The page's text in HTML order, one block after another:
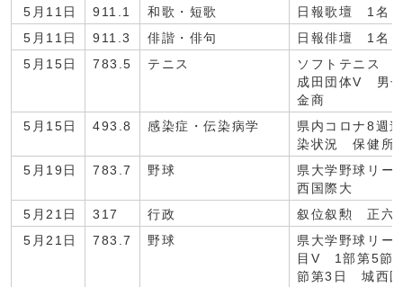
5月11日
911.1 和歌・短歌
日報歌壇 1名
5月11日
911.3 俳諧・俳句
日報俳壇 1名
5月15日
783.5 テニス
ソフトテニス
成田団体V 男
金商
5月15日
493.8 感染症・伝染病学
県内コロナ8週
染状況 保健所
5月19日
783.7 野球
県大学野球リ
西国際大
5月21日
317 行政
叙位叙勲 正六
5月21日
783.7 野球
県大学野球リ
目V 1部第5節
節第3日 城西